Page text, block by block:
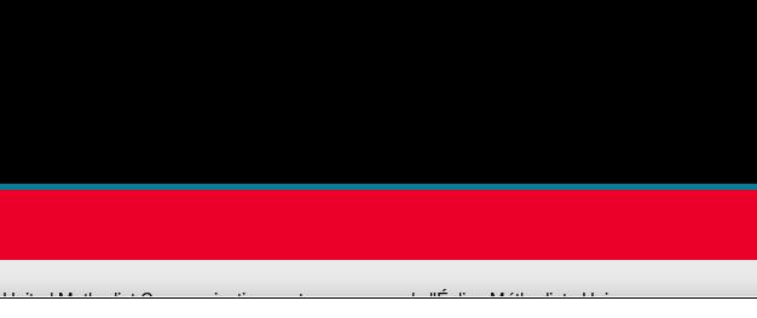
United Methodist Communications est une agence de l'Église Méthodiste Unie